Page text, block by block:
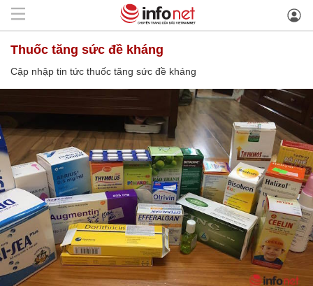
thuốc tăng sức đề kháng
Cập nhập tin tức thuốc tăng sức đề kháng